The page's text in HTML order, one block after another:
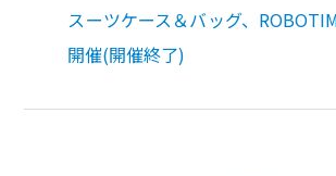
スーツケース＆バッグ、
開催(開催終了)